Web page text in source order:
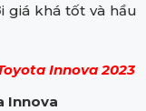
giá khá tốt và hầu
Innova 2023
Innova